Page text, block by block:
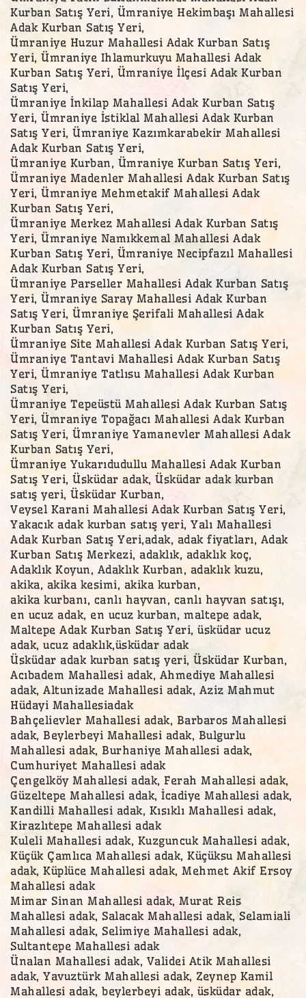
Kurban Satış Yeri, Ümraniye Hekimbaşı Mahallesi
Adak Kurban Satış Yeri,
Ümraniye Huzur Mahallesi Adak Kurban Satış
Yeri, Ümraniye Ihlamurkuyu Mahallesi Adak
Kurban Satış Yeri, Ümraniye İlçesi Adak Kurban
Satış Yeri,
Ümraniye İnkilap Mahallesi Adak Kurban Satış
Yeri, Ümraniye İstiklal Mahallesi Adak Kurban
Satış Yeri, Ümraniye Kazımkarabekir Mahallesi
Adak Kurban Satış Yeri,
Ümraniye Kurban, Ümraniye Kurban Satış Yeri,
Ümraniye Madenler Mahallesi Adak Kurban Satış
Yeri, Ümraniye Mehmetakif Mahallesi Adak
Kurban Satış Yeri,
Ümraniye Merkez Mahallesi Adak Kurban Satış
Yeri, Ümraniye Namıkkemal Mahallesi Adak
Kurban Satış Yeri, Ümraniye Necipfazıl Mahallesi
Adak Kurban Satış Yeri,
Ümraniye Parseller Mahallesi Adak Kurban Satış
Yeri, Ümraniye Saray Mahallesi Adak Kurban
Satış Yeri, Ümraniye Şerifali Mahallesi Adak
Kurban Satış Yeri,
Ümraniye Site Mahallesi Adak Kurban Satış Yeri,
Ümraniye Tantavi Mahallesi Adak Kurban Satış
Yeri, Ümraniye Tatlısu Mahallesi Adak Kurban
Satış Yeri,
Ümraniye Tepeüstü Mahallesi Adak Kurban Satış
Yeri, Ümraniye Topağacı Mahallesi Adak Kurban
Satış Yeri, Ümraniye Yamanevler Mahallesi Adak
Kurban Satış Yeri,
Ümraniye Yukarıdudullu Mahallesi Adak Kurban
Satış Yeri, Üsküdar adak, Üsküdar adak kurban
satış yeri, Üsküdar Kurban,
Veysel Karani Mahallesi Adak Kurban Satış Yeri,
Yakacık adak kurban satış yeri, Yalı Mahallesi
Adak Kurban Satış Yeri,adak, adak fiyatları, Adak
Kurban Satış Merkezi, adaklık, adaklık koç,
Adaklık Koyun, Adaklık Kurban, adaklık kuzu,
akika, akika kesimi, akika kurban,
akika kurbanı, canlı hayvan, canlı hayvan satışı,
en ucuz adak, en ucuz kurban, maltepe adak,
Maltepe Adak Kurban Satış Yeri, üsküdar ucuz
adak, ucuz adaklık,üsküdar adak
Üsküdar adak kurban satış yeri, Üsküdar Kurban,
Acıbadem Mahallesi adak, Ahmediye Mahallesi
adak, Altunizade Mahallesi adak, Aziz Mahmut
Hüdayi Mahallesiadak
Bahçelievler Mahallesi adak, Barbaros Mahallesi
adak, Beylerbeyi Mahallesi adak, Bulgurlu
Mahallesi adak, Burhaniye Mahallesi adak,
Cumhuriyet Mahallesi adak
Çengelköy Mahallesi adak, Ferah Mahallesi adak,
Güzeltepe Mahallesi adak, İcadiye Mahallesi adak,
Kandilli Mahallesi adak, Kısıklı Mahallesi adak,
Kirazlıtepe Mahallesi adak
Kuleli Mahallesi adak, Kuzguncuk Mahallesi adak,
Küçük Çamlıca Mahallesi adak, Küçüksu Mahallesi
adak, Küplüce Mahallesi adak, Mehmet Akif Ersoy
Mahallesi adak
Mimar Sinan Mahallesi adak, Murat Reis
Mahallesi adak, Salacak Mahallesi adak, Selamiali
Mahallesi adak, Selimiye Mahallesi adak,
Sultantepe Mahallesi adak
Ünalan Mahallesi adak, Validei Atik Mahallesi
adak, Yavuztürk Mahallesi adak, Zeynep Kamil
Mahallesi adak, beylerbeyi adak, üsküdar adak,